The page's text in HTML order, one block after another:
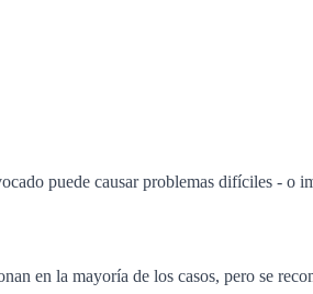
puede causar problemas difíciles - o
en la mayoría de los casos, pero se